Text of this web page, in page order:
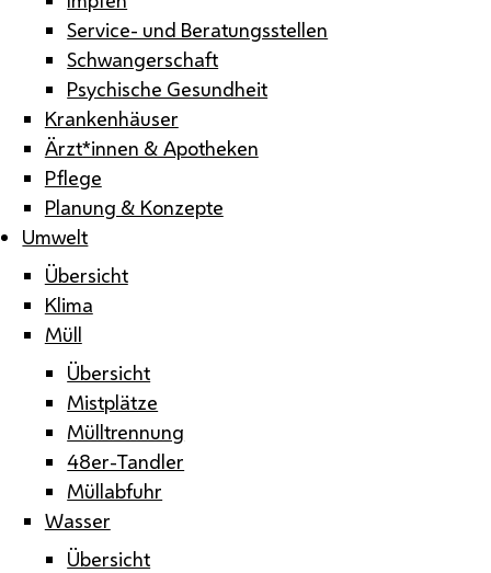
Service- und Beratungsstellen
Schwangerschaft
Psychische Gesundheit
Krankenhäuser
Ärzt*innen & Apotheken
Pflege
Planung & Konzepte
Umwelt
Übersicht
Klima
Müll
Übersicht
Mistplätze
Mülltrennung
48er-Tandler
Müllabfuhr
Wasser
Übersicht